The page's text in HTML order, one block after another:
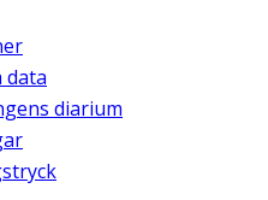
data
diarium